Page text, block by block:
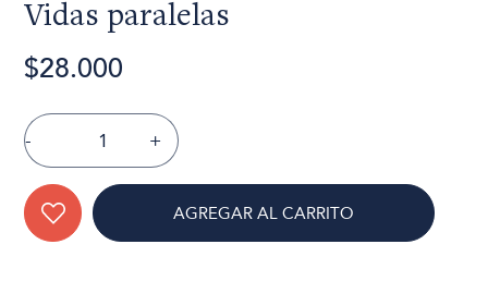
Vidas paralelas
$28.000
- +
AGREGAR AL CARRITO